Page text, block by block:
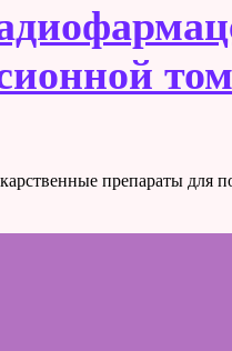
препараты для